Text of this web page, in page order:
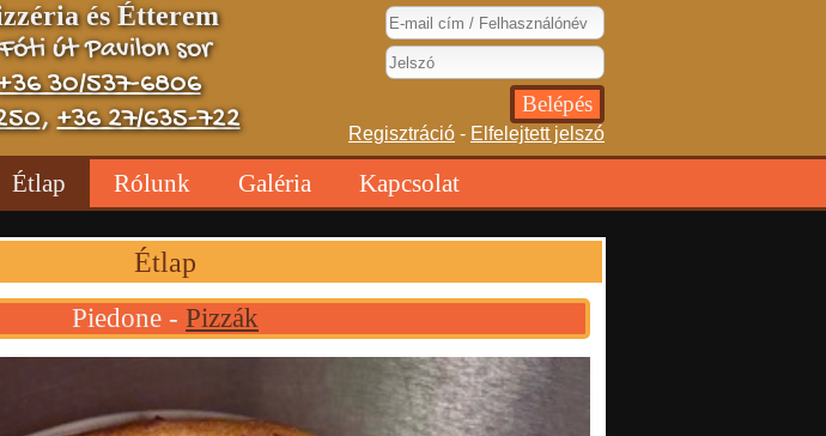
és Étterem
út Pavilon sor
30/537-6806
,+36 27/635-722 Regisztráció - Elfelejtett jelszó
Étlap Rólunk Galéria Kapcsolat
Étlap
Piedone - Pizzák